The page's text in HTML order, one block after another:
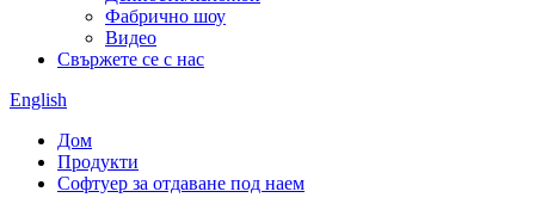
Фабрично шоу
Видео
Свържете се с нас
English
Дом
Продукти
Софтуер за отдаване под наем